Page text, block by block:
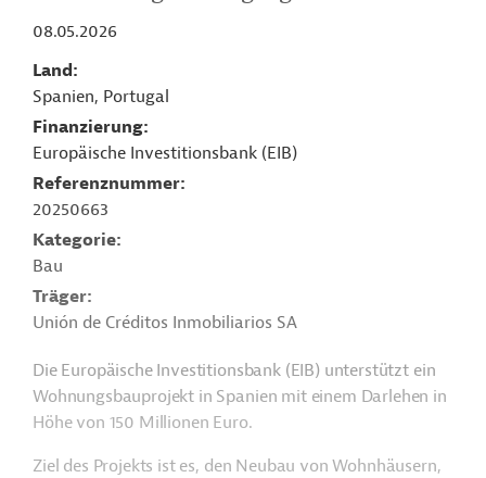
08.05.2026
Land
Spanien, Portugal
Finanzierung
Europäische Investitionsbank (EIB)
Referenznummer
20250663
Kategorie
Bau
Träger
Unión de Créditos Inmobiliarios SA
Die Europäische Investitionsbank (EIB) unterstützt ein
Wohnungsbauprojekt in Spanien mit einem Darlehen in
Höhe von 150 Millionen Euro.
Ziel des Projekts ist es, den Neubau von Wohnhäusern,